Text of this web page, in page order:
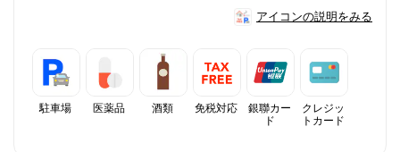
アイコンの説明をみる
駐車場 医薬品 酒類 免税対応
銀聯カー
ド
クレジッ
トカード